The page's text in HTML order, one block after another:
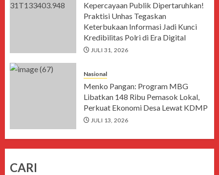
Kepercayaan Publik Dipertaruhkan!
Praktisi Unhas Tegaskan
Keterbukaan Informasi Jadi Kunci
Kredibilitas Polri di Era Digital
JULI 31, 2026
Nasional
Menko Pangan: Program MBG
Libatkan 148 Ribu Pemasok Lokal,
Perkuat Ekonomi Desa Lewat KDMP
JULI 13, 2026
CARI